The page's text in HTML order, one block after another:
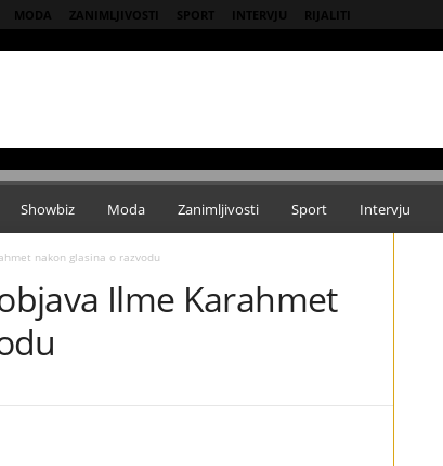
MODA ZANIMLJIVOSTI SPORT INTERVJU RIJALITI
Showbiz Moda Zanimljivosti Sport Intervju
nakon glasina o razvodu
Ilme Karahmet